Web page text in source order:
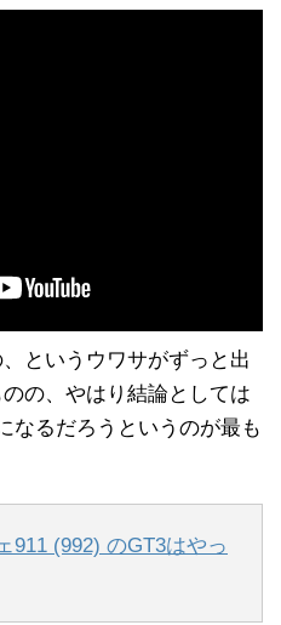
というウワサがずっと出
の、やはり結論としては
なるだろうというのが最も
911 (992) のGT3はやっ